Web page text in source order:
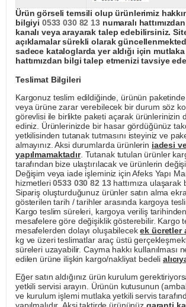
Ürün görseli temsili olup ürünlerimiz
bilgiyi 0533 030 82 13numaralı
kanalı veya arayarak talep edebilirsiniz.
açıklamalar sürekli olarak
sadece kataloglarda yer aldığı için
hattımızdan bilgi talep etmenizi tavsiye
Teslimat Bilgileri
Kargonuz teslim edildiğinde, ürünün
veya ürüne zarar verebilecek bir durum söz
görevlisi ile birlikte paketi açarak ürünlerinizin
ediniz. Ürünlerinizde bir hasar gördüğünüz
yetkilisinden tutanak tutmasını isteyiniz ve
almayınız. Aksi durumlarda ürünlerin iadesi
yapılmamaktadır. Tutanak tutulan ürünler
tarafından bize ulaştırılacak ve ürünlerin
Değişim veya iade işleminiz için Afeks Yapı
hizmetleri0533 030 82 13hattımıza ulaşarak
Sipariş oluşturduğunuz ürünler satın alma
gösterilen tarih / tarihler arasında kargoya
Kargo teslim süreleri, kargoya veriliş
mesafelere göre değişiklik gösterebilir. Kargo
mesafelerden dolayı oluşabilecekek ücretler
kg ve üzeri teslimatlar araç üstü
süreleri uzayabilir. Cayma hakkı kullanılması
edilen ürüne ilişkin kargo/nakliyat bedeli
Eğer satın aldığınız ürün kurulum
yetkili servisi arayın. Ürünün kutusunun
ve kurulum işlemi mutlaka yetkili servis